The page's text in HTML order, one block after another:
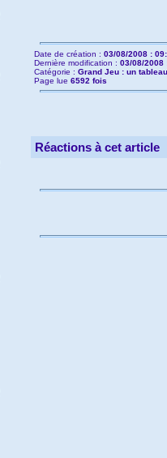
Date de création : 03/08/2008 :
Dernière modification : 03/08/2008
Catégorie : Grand Jeu : un
Page lue 6592 fois
Réactions à cet article